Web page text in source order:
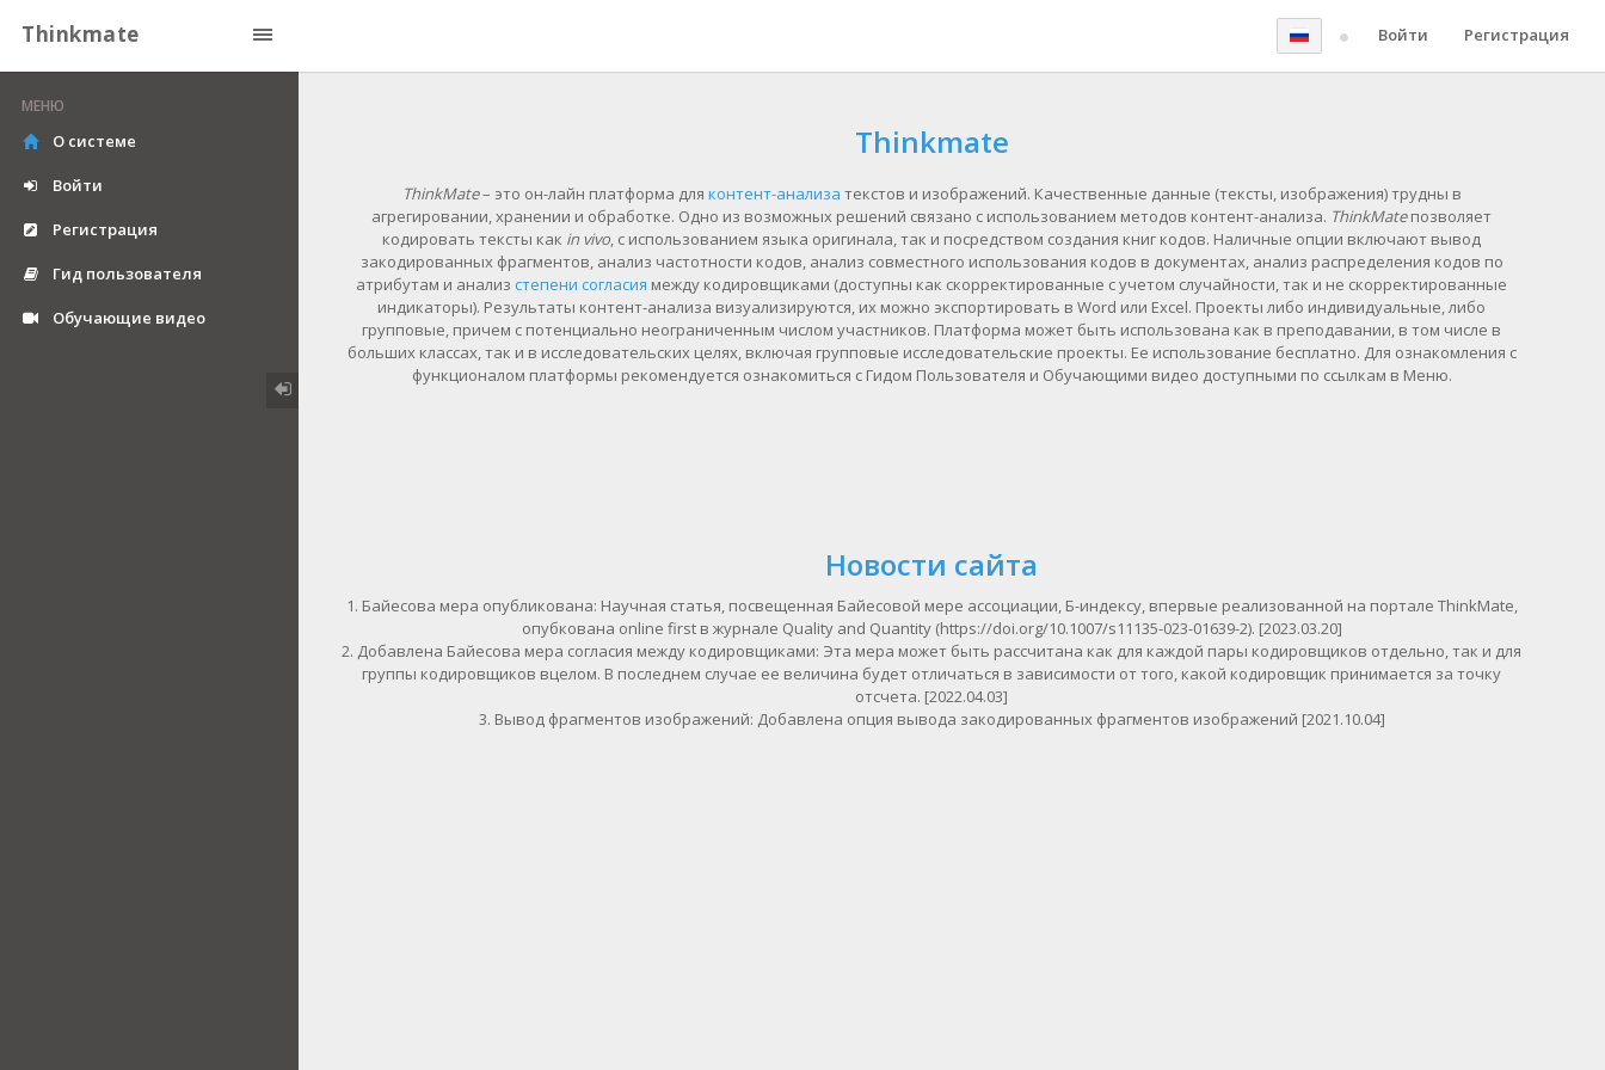
Thinkmate Войти Регистрация
МЕНЮ
О системе
Войти
Регистрация
Гид пользователя
Обучающие видео
Thinkmate
ThinkMate– это он-лайн платформа для контент-анализа текстов и изображений. Качественные данные (тексты, изображения) трудны в
агрегировании, хранении и обработке. Одно из возможных решений связано с использованием методов контент-анализа. ThinkMateпозволяет
кодировать тексты как in vivo, с использованием языка оригинала, так и посредством создания книг кодов. Наличные опции включают вывод
закодированных фрагментов, анализ частотности кодов, анализ совместного использования кодов в документах, анализ распределения кодов по
атрибутам и анализ степени согласия между кодировщиками (доступны как скорректированные с учетом случайности, так и не скорректированные
индикаторы). Результаты контент-анализа визуализируются, их можно экспортировать в Word или Excel. Проекты либо индивидуальные, либо
групповые, причем с потенциально неограниченным числом участников. Платформа может быть использована как в преподавании, в том числе в
больших классах, так и в исследовательских целях, включая групповые исследовательские проекты. Ее использование бесплатно. Для ознакомления с
функционалом платформы рекомендуется ознакомиться с Гидом Пользователя и Обучающими видео доступными по ссылкам в Меню.
Новости сайта
Байесова мера опубликована: Научная статья, посвещенная Байесовой мере ассоциации, Б-индексу, впервые реализованной на портале ThinkMate,
опубкована online first в журнале Quality and Quantity (https://doi.org/10.1007/s11135-023-01639-2). [2023.03.20]
Добавлена Байесова мера согласия между кодировщиками: Эта мера может быть рассчитана как для каждой пары кодировщиков отдельно, так и для
группы кодировщиков вцелом. В последнем случае ее величина будет отличаться в зависимости от того, какой кодировщик принимается за точку
отсчета. [2022.04.03]
Вывод фрагментов изображений: Добавлена опция вывода закодированных фрагментов изображений [2021.10.04]